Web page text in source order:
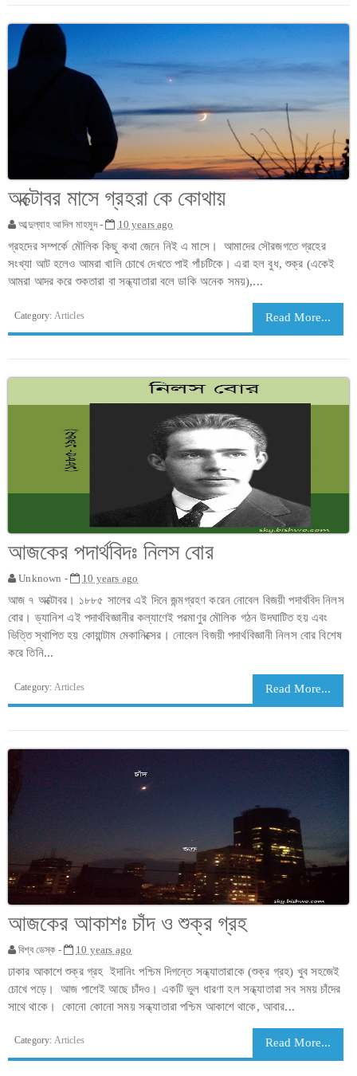
অক্টোবর মাসে গ্রহরা কে কোথায়
আব্দুল্যাহ আদিল মাহমুদ - 10 years ago
গ্রহদের সম্পর্কে মৌলিক কিছু কথা জেনে নিই এ মাসে। আমাদের সৌরজগতে গ্রহের
সংখ্যা আট হলেও আমরা খালি চোখে দেখতে পাই পাঁচটিকে। এরা হল বুধ, শুক্র (একেই
আমরা আদর করে শুকতারা বা সন্ধ্যাতারা বলে ডাকি অনেক সময়),...
Category: Articles Read More...
আজকের পদার্থবিদঃ নিলস বোর
Unknown - 10 years ago
আজ ৭ অক্টোবর। ১৮৮৫ সালের এই দিনে জন্মগ্রহণ করেন নোবেল বিজয়ী পদার্থবিদ নিলস
বোর। ড্যানিশ এই পদার্থবিজ্ঞানীর কল্যাণেই পরমাণুর মৌলিক গঠন উদঘাটিত হয় এবং
ভিত্তি স্থাপিত হয় কোয়ান্টাম মেকানিক্সের। নোবেল বিজয়ী পদার্থবিজ্ঞানী নিলস বোর বিশেষ
করে তিনি...
Category: Articles Read More...
আজকের আকাশঃ চাঁদ ও শুক্র গ্রহ
বিশ্ব ডেস্ক - 10 years ago
ঢাকার আকাশে শুক্র গ্রহ ইদানিং পশ্চিম দিগন্তে সন্ধ্যাতারাকে (শুক্র গ্রহ) খুব সহজেই
চোখে পড়ে। আজ পাশেই আছে চাঁদও। একটি ভুল ধারণা হল সন্ধ্যাতারা সব সময় চাঁদের
সাথে থাকে। কোনো কোনো সময় সন্ধ্যাতারা পশ্চিম আকাশে থাকে, আবার...
Category: Articles Read More...